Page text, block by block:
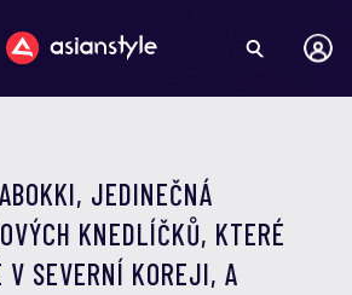
JEDINEČNÁ
KNEDLÍČKŮ, KTERÉ
V SEVERNÍ KOREJI, A